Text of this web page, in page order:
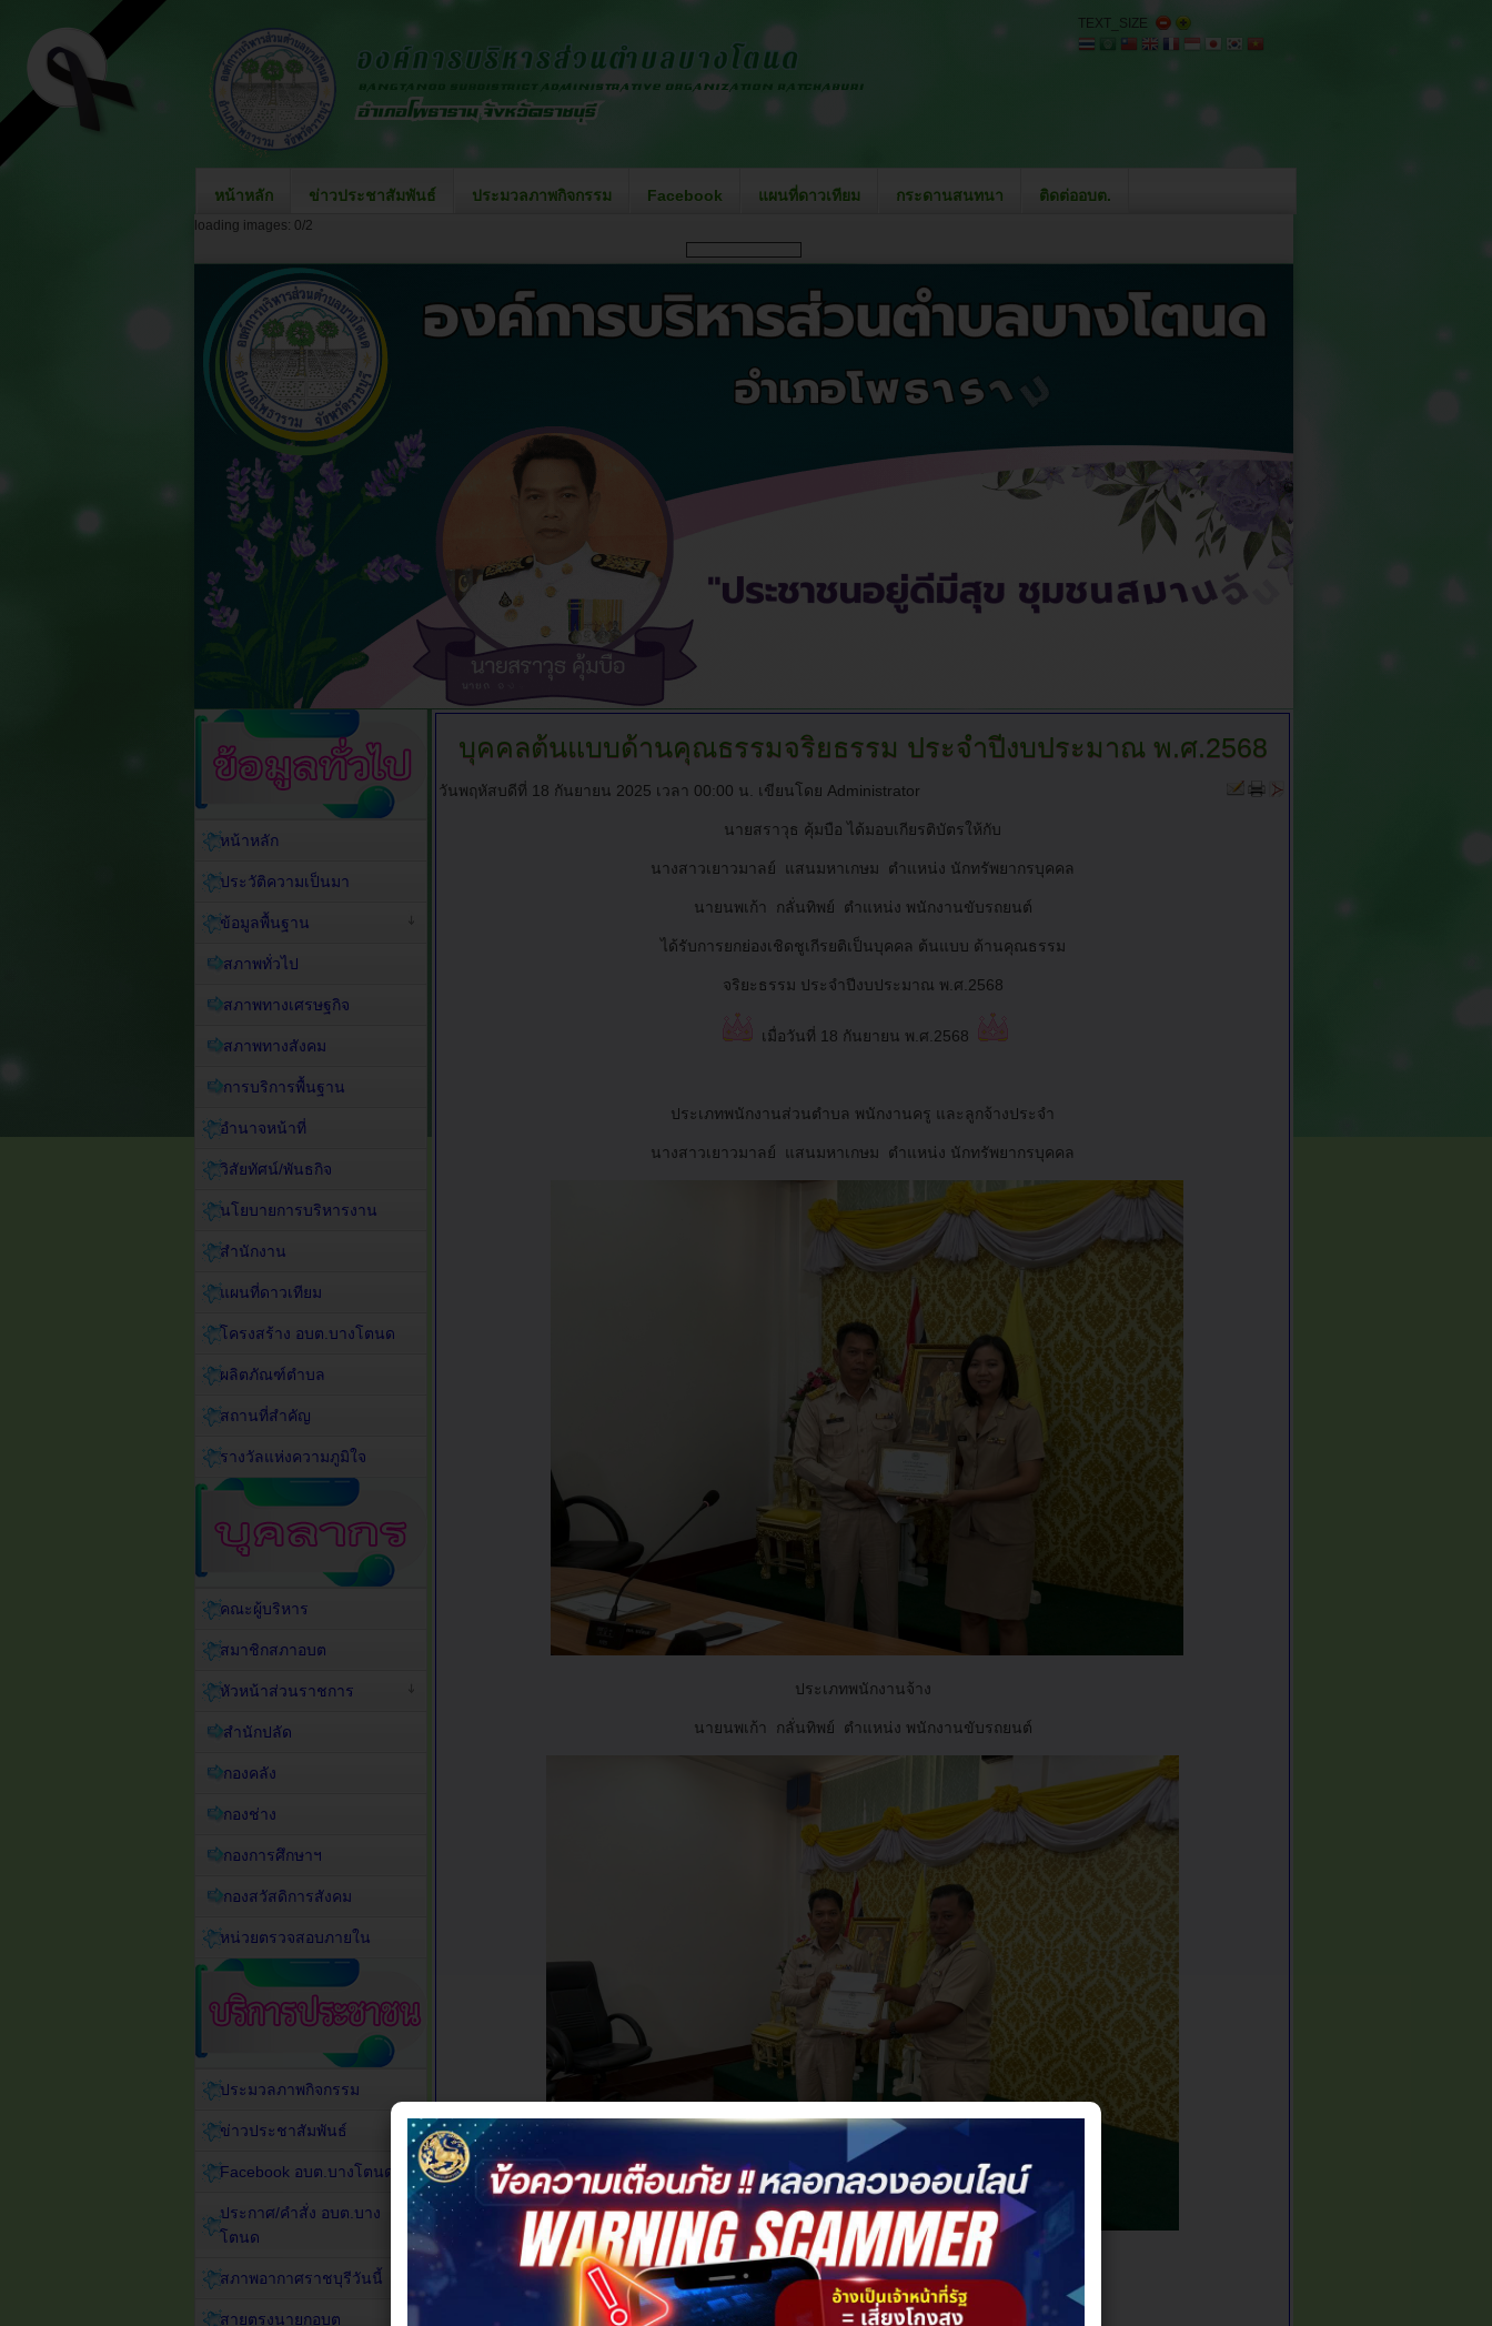
TEXT_SIZE
หน้าหลัก ข่าวประชาสัมพันธ์ ประมวลภาพกิจกรรม Facebook แผนที่ดาวเทียม กระดานสนทนา ติดต่ออบต.
loading images: 0/2
บุคคลต้นแบบด้านคุณธรรมจริยธรรม ประจำปีงบประมาณ พ.ศ.2568
วันพฤหัสบดีที่ 18 กันยายน 2025 เวลา 00:00 น. เขียนโดย Administrator
นายสราวุธ คุ้มบือ ได้มอบเกียรติบัตรให้กับ
นางสาวเยาวมาลย์ แสนมหาเกษม ตำแหน่ง นักทรัพยากรบุคคล
นายนพเก้า กลั่นทิพย์ ตำแหน่ง พนักงานขับรถยนต์
ได้รับการยกย่องเชิดชูเกีรยติเป็นบุคคล ต้นแบบ ด้านคุณธรรม
จริยะธรรม ประจำปีงบประมาณ พ.ศ.2568
เมื่อวันที่ 18 กันยายน พ.ศ.2568
ประเภทพนักงานส่วนตำบล พนักงานครู และลูกจ้างประจำ
นางสาวเยาวมาลย์ แสนมหาเกษม ตำแหน่ง นักทรัพยากรบุคคล
ประเภทพนักงานจ้าง
นายนพเก้า กลั่นทิพย์ ตำแหน่ง พนักงานขับรถยนต์
หน้าหลัก
ประวัติความเป็นมา
ข้อมูลพื้นฐาน
สภาพทั่วไป
สภาพทางเศรษฐกิจ
สภาพทางสังคม
การบริการพื้นฐาน
อำนาจหน้าที่
วิสัยทัศน์/พันธกิจ
นโยบายการบริหารงาน
สำนักงาน
แผนที่ดาวเทียม
โครงสร้าง อบต.บางโตนด
ผลิตภัณฑ์ตำบล
สถานที่สำคัญ
รางวัลแห่งความภูมิใจ
คณะผู้บริหาร
สมาชิกสภาอบต
หัวหน้าส่วนราชการ
สำนักปลัด
กองคลัง
กองช่าง
กองการศึกษาฯ
กองสวัสดิการสังคม
หน่วยตรวจสอบภายใน
ประมวลภาพกิจกรรม
ข่าวประชาสัมพันธ์
Facebook อบต.บางโตนด
ประกาศ/คำสั่ง อบต.บาง
โตนด
สภาพอากาศราชบุรีวันนี้
สายตรงนายกอบต